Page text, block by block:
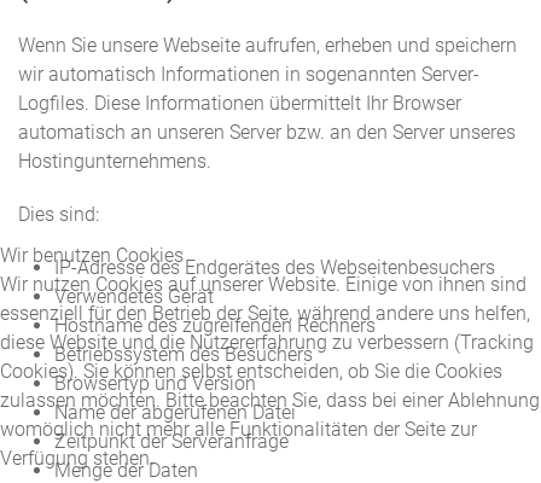
Wenn Sie unsere Webseite aufrufen, erheben und speichern
wir automatisch Informationen in sogenannten Server-
Logfiles. Diese Informationen übermittelt Ihr Browser
automatisch an unseren Server bzw. an den Server unseres
Hostingunternehmens.
Dies sind:
IP-Adresse des Endgerätes des Webseitenbesuchers
Verwendetes Gerät
Hostname des zugreifenden Rechners
Betriebssystem des Besuchers
Browsertyp und Version
Name der abgerufenen Datei
Zeitpunkt der Serveranfrage
Menge der Daten
Wir benutzen Cookies
Wir nutzen Cookies auf unserer Website. Einige von ihnen sind
essenziell für den Betrieb der Seite, während andere uns helfen,
diese Website und die Nutzererfahrung zu verbessern (Tracking
Cookies). Sie können selbst entscheiden, ob Sie die Cookies
zulassen möchten. Bitte beachten Sie, dass bei einer Ablehnung
womöglich nicht mehr alle Funktionalitäten der Seite zur
Verfügung stehen.